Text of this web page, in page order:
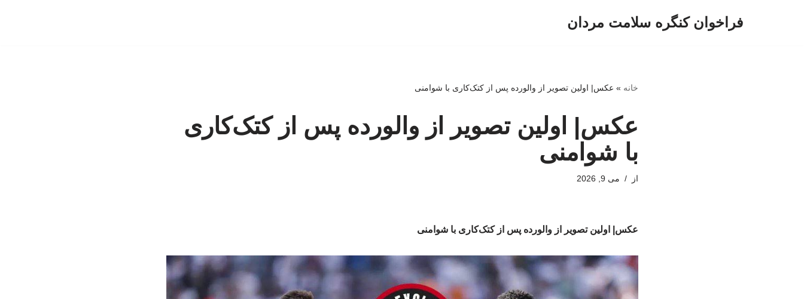
فراخوان کنگره سلامت مردان
خانه » عکس| اولین تصویر از والورده پس از کتک‌کاری با شوامنی
عکس| اولین تصویر از والورده پس از کتک‌کاری
با شوامنی
از می 9, 2026
عکس| اولین تصویر از والورده پس از کتک‌کاری با شوامنی